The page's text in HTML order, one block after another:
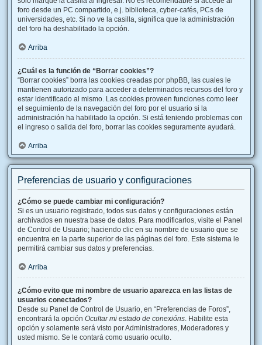
foro desde un PC compartido, e.j. biblioteca, cyber-cafés, PCs de
universidades, etc. Si no ve la casilla, significa que la administración
del foro ha deshabilitado la opción.
Arriba
¿Cuál es la función de “Borrar cookies”?
“Borrar cookies” borra las cookies creadas por phpBB, las cuales le
mantienen autorizado para acceder a determinados recursos del foro y
estar identificado al mismo. Las cookies proveen funciones como leer
el seguimiento de la navegación del foro por el usuario si la
administración ha habilitado la opción. Si está teniendo problemas con
el ingreso o salida del foro, borrar las cookies seguramente ayudará.
Arriba
Preferencias de usuario y configuraciones
¿Cómo se puede cambiar mi configuración?
Si es un usuario registrado, todos sus datos y configuraciones están
archivados en nuestra base de datos. Para modificarlos, visite el Panel
de Control de Usuario; haciendo clic en su nombre de usuario que se
encuentra en la parte superior de las páginas del foro. Este sistema le
permitirá cambiar sus datos y preferencias.
Arriba
¿Cómo evito que mi nombre de usuario aparezca en las listas de
usuarios conectados?
Desde su Panel de Control de Usuario, en “Preferencias de Foros”,
encontrará la opción Ocultar mi estado de conexións. Habilite esta
opción y solamente será visto por Administradores, Moderadores y
usted mismo. Se le contará como usuario oculto.